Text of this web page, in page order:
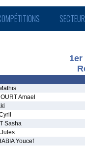
1er
Amael
Sasha
Jules
Youcef